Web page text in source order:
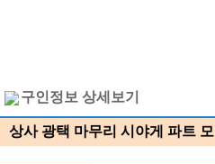
구인정보 상세보기
상사 광택 마무리 시야게 파트